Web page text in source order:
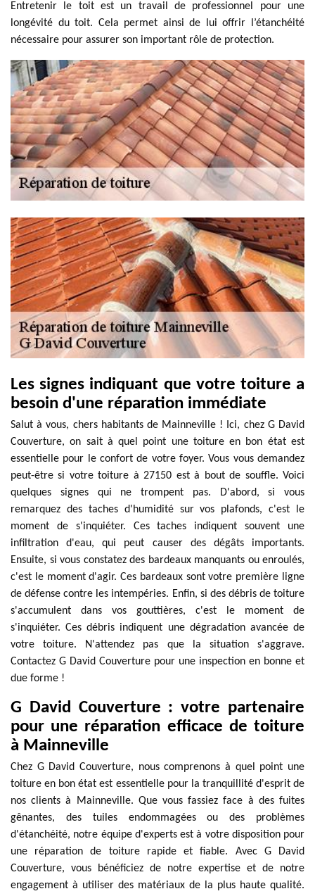
Entretenir le toit est un travail de professionnel pour une
longévité du toit. Cela permet ainsi de lui offrir l’étanchéité
nécessaire pour assurer son important rôle de protection.
Les signes indiquant que votre toiture a
besoin d'une réparation immédiate
Salut à vous, chers habitants de Mainneville ! Ici, chez G David
Couverture, on sait à quel point une toiture en bon état est
essentielle pour le confort de votre foyer. Vous vous demandez
peut-être si votre toiture à 27150 est à bout de souffle. Voici
quelques signes qui ne trompent pas. D'abord, si vous
remarquez des taches d'humidité sur vos plafonds, c'est le
moment de s'inquiéter. Ces taches indiquent souvent une
infiltration d'eau, qui peut causer des dégâts importants.
Ensuite, si vous constatez des bardeaux manquants ou enroulés,
c'est le moment d'agir. Ces bardeaux sont votre première ligne
de défense contre les intempéries. Enfin, si des débris de toiture
s'accumulent dans vos gouttières, c'est le moment de
s'inquiéter. Ces débris indiquent une dégradation avancée de
votre toiture. N'attendez pas que la situation s'aggrave.
Contactez G David Couverture pour une inspection en bonne et
due forme !
G David Couverture : votre partenaire
pour une réparation efficace de toiture
à Mainneville
Chez G David Couverture, nous comprenons à quel point une
toiture en bon état est essentielle pour la tranquillité d'esprit de
nos clients à Mainneville. Que vous fassiez face à des fuites
gênantes, des tuiles endommagées ou des problèmes
d'étanchéité, notre équipe d'experts est à votre disposition pour
une réparation de toiture rapide et fiable. Avec G David
Couverture, vous bénéficiez de notre expertise et de notre
engagement à utiliser des matériaux de la plus haute qualité.